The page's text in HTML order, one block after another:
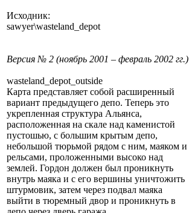
Исходник:
sawyer\wasteland_depot
Версия № 2 (ноябрь 2001 – февраль 2002 гг.)
wasteland_depot_outside
Карта представляет собой расширенный
вариант предыдущего депо. Теперь это
укрепленная структура Альянса,
расположенная на скале над каменистой
пустошью, с большим крытым депо,
небольшой тюрьмой рядом с ним, маяком и
рельсами, проложенными высоко над
землей. Гордон должен был проникнуть
внутрь маяка и с его вершины уничтожить
штурмовик, затем через подвал маяка
выйти в тюремный двор и проникнуть в